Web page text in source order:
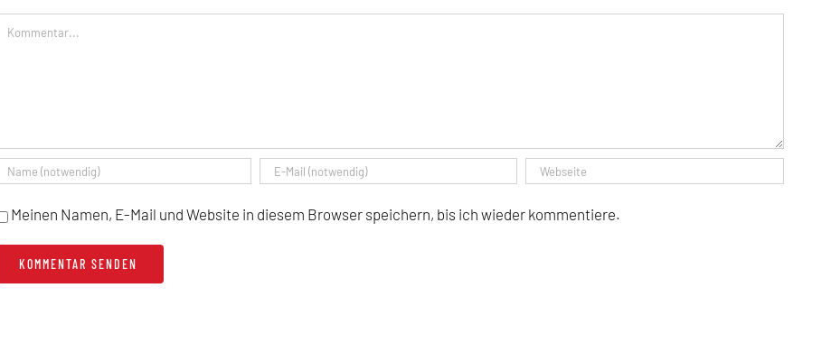
Kommentar
Meinen Namen, E-Mail und Website in diesem Browser speichern, bis ich wieder kommentiere.